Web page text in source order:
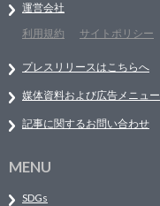
運営会社
利用規約
サイトポリシー
プレスリリースはこちらへ
媒体資料および広告メニュー
記事に関するお問い合わせ
MENU
SDGs